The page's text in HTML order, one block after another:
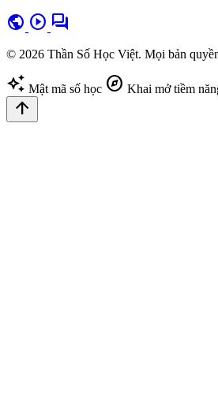
public play_circle forum
© 2026 Thần Số Học Việt. Mọi bản
auto_awesome Mật mã số học explore Khai mở tiềm
arrow_upward